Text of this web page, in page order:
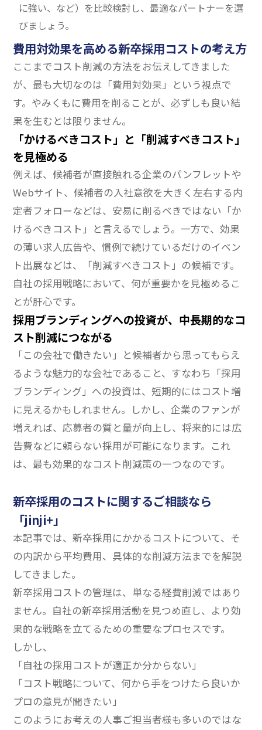
に強い、など）を比較検討し、最適なパートナーを選
びましょう。
費用対効果を高める新卒採用コストの考え方
ここまでコスト削減の方法をお伝えしてきました
が、最も大切なのは「費用対効果」という視点で
す。やみくもに費用を削ることが、必ずしも良い結
果を生むとは限りません。
「かけるべきコスト」と「削減すべきコスト」
を見極める
例えば、候補者が直接触れる企業のパンフレットや
Webサイト、候補者の入社意欲を大きく左右する内
定者フォローなどは、安易に削るべきではない「か
けるべきコスト」と言えるでしょう。一方で、効果
の薄い求人広告や、慣例で続けているだけのイベン
ト出展などは、「削減すべきコスト」の候補です。
自社の採用戦略において、何が重要かを見極めるこ
とが肝心です。
採用ブランディングへの投資が、中長期的なコ
スト削減につながる
「この会社で働きたい」と候補者から思ってもらえ
るような魅力的な会社であること、すなわち「採用
ブランディング」への投資は、短期的にはコスト増
に見えるかもしれません。しかし、企業のファンが
増えれば、応募者の質と量が向上し、将来的には広
告費などに頼らない採用が可能になります。これ
は、最も効果的なコスト削減策の一つなのです。
新卒採用のコストに関するご相談なら
「jinji+」
本記事では、新卒採用にかかるコストについて、そ
の内訳から平均費用、具体的な削減方法までを解説
してきました。
新卒採用コストの管理は、単なる経費削減ではあり
ません。自社の新卒採用活動を見つめ直し、より効
果的な戦略を立てるための重要なプロセスです。
しかし、
「自社の採用コストが適正か分からない」
「コスト戦略について、何から手をつけたら良いか
プロの意見が聞きたい」
このようにお考えの人事ご担当者様も多いのではな